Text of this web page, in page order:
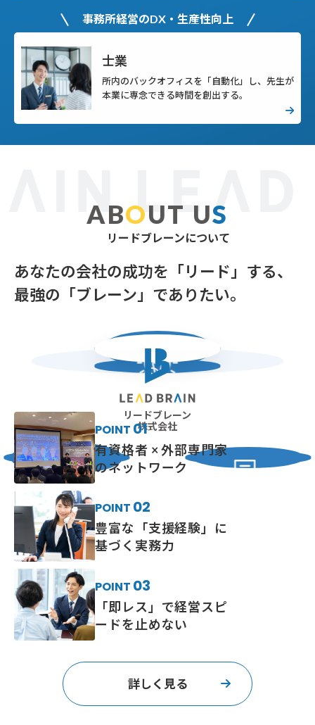
事務所経営のDX・生産性向上
士業
所内のバックオフィスを「自動化」し、先生が
本業に専念できる時間を創出する。
ABOUT US
リードブレーンについて
あなたの会社の成功を「リード」する、
最強の「ブレーン」でありたい。
リードブレーン
社会保険労務士法人
リードブレーン
BPO株式会社
外部パートナー
リードブレーン
株式会社
POINT 01
有資格者 × 外部専門家
のネットワーク
POINT 02
豊富な「支援経験」に
基づく実務力
POINT 03
「即レス」で経営スピ
ードを止めない
詳しく見る